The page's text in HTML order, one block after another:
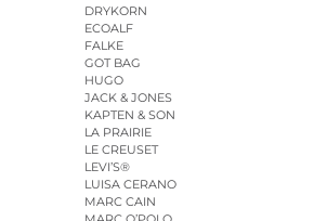
DRYKORN
ECOALF
FALKE
GOT BAG
HUGO
JACK & JONES
KAPTEN & SON
LA PRAIRIE
LE CREUSET
LEVI’S®
LUISA CERANO
MARC CAIN